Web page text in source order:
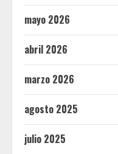
mayo 2026
abril 2026
marzo 2026
agosto 2025
julio 2025